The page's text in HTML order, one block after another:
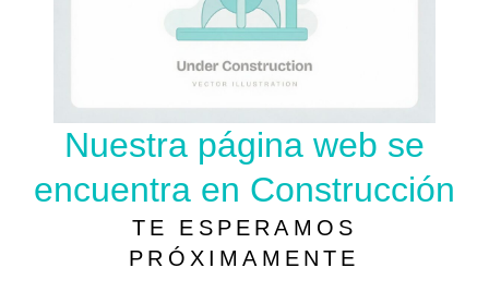
Nuestra página web se
encuentra en Construcción
TE ESPERAMOS
PRÓXIMAMENTE